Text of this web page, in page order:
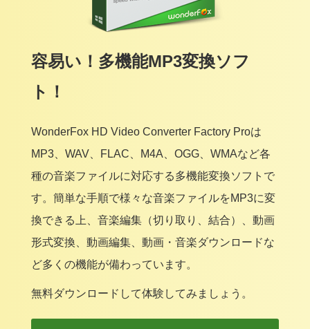
容易い！多機能MP3変換ソフ
ト！
WonderFox HD Video Converter Factory Proは
MP3、WAV、FLAC、M4A、OGG、WMAなど各
種の音楽ファイルに対応する多機能変換ソフトで
す。簡単な手順で様々な音楽ファイルをMP3に変
換できる上、音楽編集（切り取り、結合）、動画
形式変換、動画編集、動画・音楽ダウンロードな
ど多くの機能が備わっています。
無料ダウンロードして体験してみましょう。